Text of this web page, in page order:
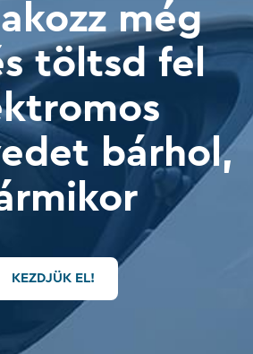
még
töltsd fel
bárhol,
KEZDJÜK EL!